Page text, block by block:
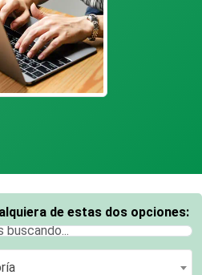
de estas dos opciones: